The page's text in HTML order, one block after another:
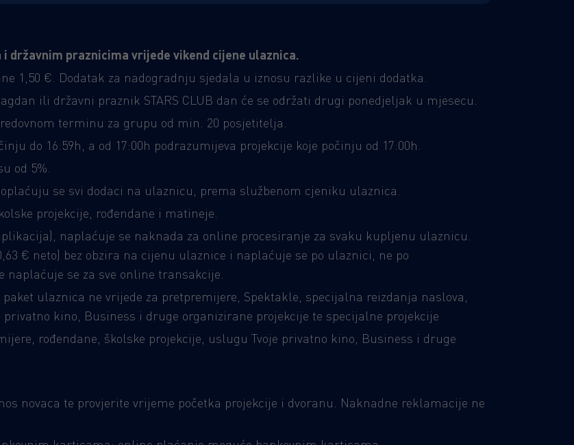
državnim praznicima vrijede vikend cijene ulaznica.
1,50 €. Dodatak za nadogradnju sjedala u iznosu razlike u cijeni dodatka.
ili državni praznik STARS CLUB dan će se održati drugi ponedjeljak u mjesecu.
terminu za grupu od min. 20 posjetitelja.
do 16:59h, a od 17:00h podrazumijeva projekcije koje počinju od 17:00h.
od 5%.
se svi dodaci na ulaznicu, prema službenom cjeniku ulaznica.
projekcije, rođendane i matineje.
naplaćuje se naknada za online procesiranje za svaku kupljenu ulaznicu.
€ neto) bez obzira na cijenu ulaznice i naplaćuje se po ulaznici, ne po
se za sve online transakcije.
ulaznica ne vrijede za pretpremijere, Spektakle, specijalna reizdanja naslova,
privatno kino, Business i druge organizirane projekcije te specijalne projekcije
rođendane, školske projekcije, uslugu Tvoje privatno kino, Business i druge
novaca te provjerite vrijeme početka projekcije i dvoranu. Naknadne reklamacije ne